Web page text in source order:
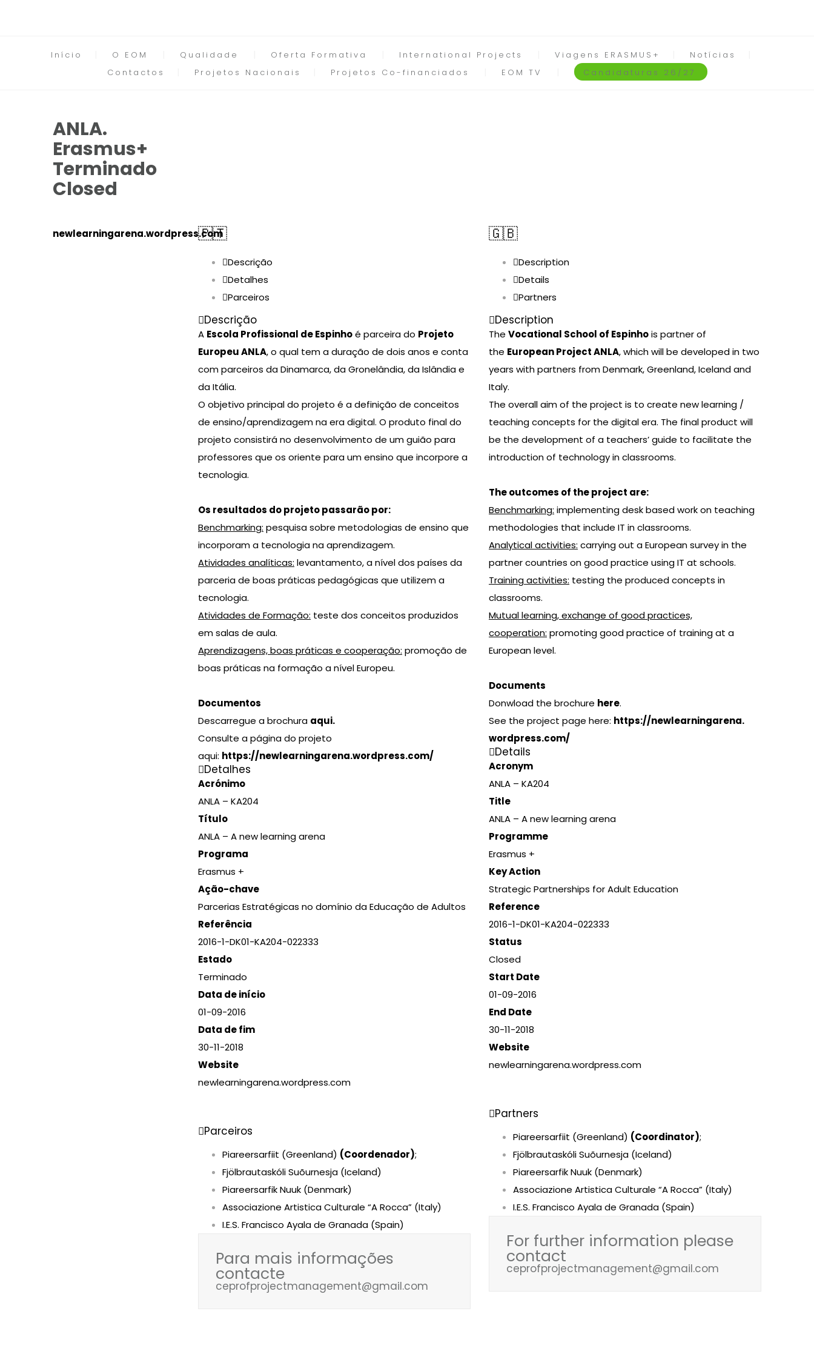
Início O EOM Qualidade Oferta Formativa International Projects Viagens ERASMUS+
Notícias
Contactos
Projetos Nacionais Projetos Co-financiados EOM TV Candidaturas 26/27
ANLA.
Erasmus+
Terminado
Closed
newlearningarena.wordpress.com
🇵🇹
Descrição
Detalhes
Parceiros
Descrição
A Escola Profissional de Espinhoé parceira do Projeto
Europeu ANLA, o qual tem a duração de dois anos e conta
com parceiros da Dinamarca, da Gronelândia, da Islândia e
da Itália.
O objetivo principal do projeto é a definição de conceitos
de ensino/aprendizagem na era digital. O produto final do
projeto consistirá no desenvolvimento de um guião para
professores que os oriente para um ensino que incorpore a
tecnologia.
Os resultados do projeto passarão por:
Benchmarking: pesquisa sobre metodologias de ensino que
incorporam a tecnologia na aprendizagem.
Atividades analíticas: levantamento, a nível dos países da
parceria de boas práticas pedagógicas que utilizem a
tecnologia.
Atividades de Formação: teste dos conceitos produzidos
em salas de aula.
Aprendizagens, boas práticas e cooperação: promoção de
boas práticas na formação a nível Europeu.
Documentos
Descarregue a brochura aqui.
Consulte a página do projeto
aqui: https://newlearningarena.wordpress.com/
Detalhes
Acrónimo
ANLA – KA204
Título
ANLA – A new learning arena
Programa
Erasmus +
Ação-chave
Parcerias Estratégicas no domínio da Educação de Adultos
Referência
2016-1-DK01-KA204-022333
Estado
Terminado
Data de início
01-09-2016
Data de fim
30-11-2018
Website
newlearningarena.wordpress.com
Parceiros
Piareersarfiit (Greenland) (Coordenador);
Fjölbrautaskóli Suõurnesja (Iceland)
Piareersarfik Nuuk (Denmark)
Associazione Artistica Culturale “A Rocca” (Italy)
I.E.S. Francisco Ayala de Granada (Spain)
Para mais informações
contacte
ceprofprojectmanagement@gmail.com
🇬🇧
Description
Details
Partners
Description
The Vocational School of Espinhois partner of
the European Project ANLA, which will be developed in two
years with partners from Denmark, Greenland, Iceland and
Italy.
The overall aim of the project is to create new learning /
teaching concepts for the digital era. The final product will
be the development of a teachers’ guide to facilitate the
introduction of technology in classrooms.
The outcomes of the project are:
Benchmarking: implementing desk based work on teaching
methodologies that include IT in classrooms.
Analytical activities: carrying out a European survey in the
partner countries on good practice using IT at schools.
Training activities: testing the produced concepts in
classrooms.
Mutual learning, exchange of good practices,
cooperation: promoting good practice of training at a
European level.
Documents
Donwload the brochure here.
See the project page here: https://newlearningarena.
wordpress.com/
Details
Acronym
ANLA – KA204
Title
ANLA – A new learning arena
Programme
Erasmus +
Key Action
Strategic Partnerships for Adult Education
Reference
2016-1-DK01-KA204-022333
Status
Closed
Start Date
01-09-2016
End Date
30-11-2018
Website
newlearningarena.wordpress.com
Partners
Piareersarfiit (Greenland) (Coordinator);
Fjölbrautaskóli Suõurnesja (Iceland)
Piareersarfik Nuuk (Denmark)
Associazione Artistica Culturale “A Rocca” (Italy)
I.E.S. Francisco Ayala de Granada (Spain)
For further information please
contact
ceprofprojectmanagement@gmail.com